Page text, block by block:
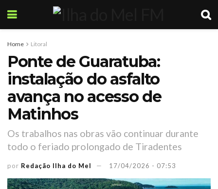
Home Litoral
Ponte de Guaratuba:
instalação do asfalto
avança no acesso de
Matinhos
Os trabalhos nas obras vão continuar durante
todo o feriado prolongado de Tiradentes
por Redação Ilha do Mel 17/04/2026 - 07:53